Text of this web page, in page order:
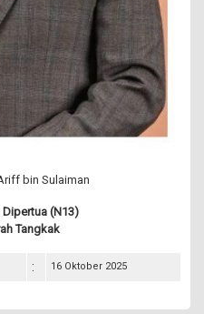
bin Sulaiman
Dipertua (N13)
Tangkak
: 16 Oktober 2025